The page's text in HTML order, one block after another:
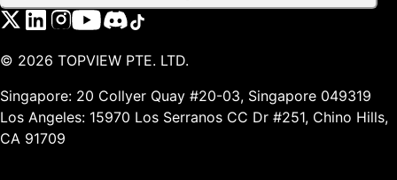
© 2026 TOPVIEW PTE. LTD.
Singapore: 20 Collyer Quay #20-03, Singapore 049319
Los Angeles: 15970 Los Serranos CC Dr #251, Chino Hills,
CA 91709